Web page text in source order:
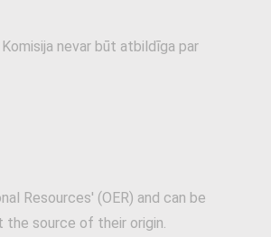
nevar būt atbildīga par
Resources' (OER) and can be
source of their origin.